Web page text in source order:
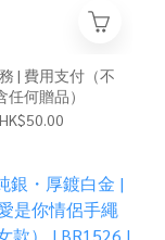
| 費用支付（不
任何贈品）
HK$50.00